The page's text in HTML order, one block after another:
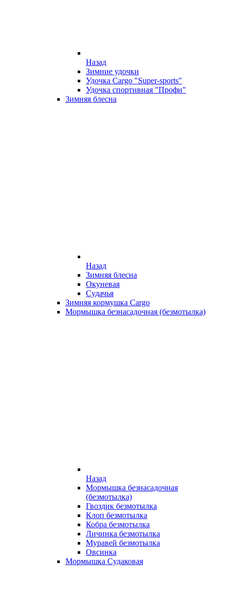
Назад
Зимние удочки
Удочка Cargo "Super-sports"
Удочка спортивная "Профи"
Зимняя блесна
Назад
Зимняя блесна
Окуневая
Судачья
Зимняя кормушка Cargo
Мормышка безнасадочная (безмотылка)
Назад
Мормышка безнасадочная
(безмотылка)
Гвоздик безмотылка
Клоп безмотылка
Кобра безмотылка
Личинка безмотылка
Муравей безмотылка
Овсинка
Мормышка Судаковая